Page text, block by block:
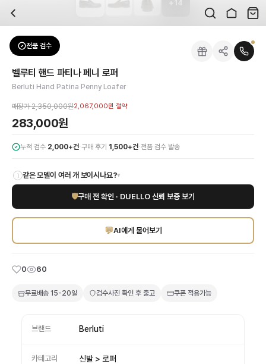
배송은 얼마나 걸리나요?
검수는 어떻게 진행되나요? 검수 사진을 받을 수 있나요?
전문 스태프가 실물 상품을 직접 확인한 후 검수 사진을 제공합니다. 가죽 재질,
교환이나 반품이 가능한가요?
수령 후 7일 이내 신청하시면 상품 하자, 사이즈 불일치, 고객 변심 모두 교환·반
쿠폰과 적립금을 함께 사용할 수 있나요?
네, 쿠폰과 적립금을 결제 시 함께 사용하실 수 있습니다. 적립금은 1,000원 이상
신발은 정사이즈인가요?
대부분 정사이즈로 제작되나 모델에 따라 차이가 있을 수 있습니다. mm 기준 사
벨루티 핸드 파티나 페니 로퍼
브랜드:
성별:남성
색상:브라운
가격:283,000원
벨루티(BERLUTI)의 독보적인 장인정신이 깃든 '핸드 파티나 페니 로퍼'는 남성
벨루티 핸드 파티나 페니 로퍼
14
전품 검수
Berluti 로퍼
벨루티 핸드 파티나 페니 로퍼
Berluti Hand Patina Penny Loafer
매장가2,350,000원2,067,000원 절약
283,000원
누적 검수 2,000+건·구매 후기 1,500+건· 전품 검수 발송
i 같은 모델이 여러 개 보이시나요?▾
🛡구매 전 확인 · DUELLO 신뢰 보증 보기
💬AI에게 물어보기
0 60
무료배송 15-20일 검수사진 확인 후 출고 쿠폰 적용가능
브랜드 Berluti
카테고리 신발 > 로퍼